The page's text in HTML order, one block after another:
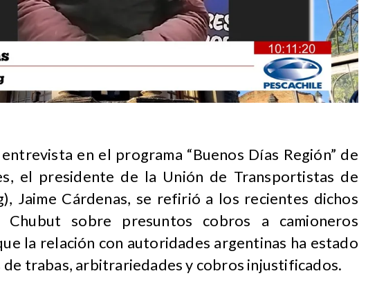
en el programa “Buenos Días Región” de
el presidente de la Unión de Transportistas de
Jaime Cárdenas, se refirió a los recientes dichos
sobre presuntos cobros a camioneros
la relación con autoridades argentinas ha estado
de trabas, arbitrariedades y cobros injustificados.